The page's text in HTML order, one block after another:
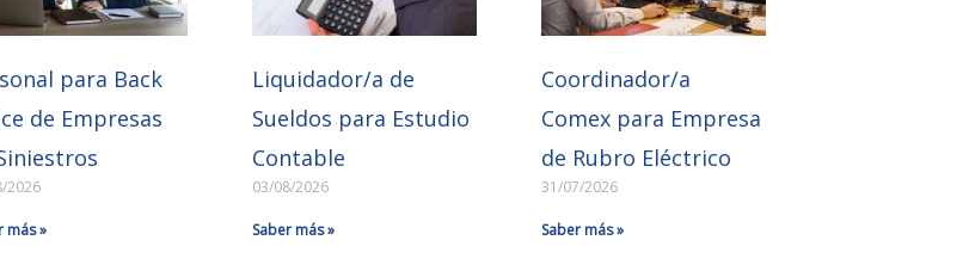
para Back
de Empresas
2026
más »
Liquidador/a de
Sueldos para Estudio
Contable
03/08/2026
Saber más »
Coordinador/a
Comex para Empresa
de Rubro Eléctrico
31/07/2026
Saber más »